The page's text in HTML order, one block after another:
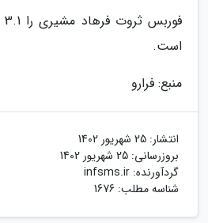
است.
منبع: فرارو
انتشار: 25 شهریور 1402
بروزرسانی: 25 شهریور 1402
گردآورنده: infsms.ir
شناسه مطلب: 1676